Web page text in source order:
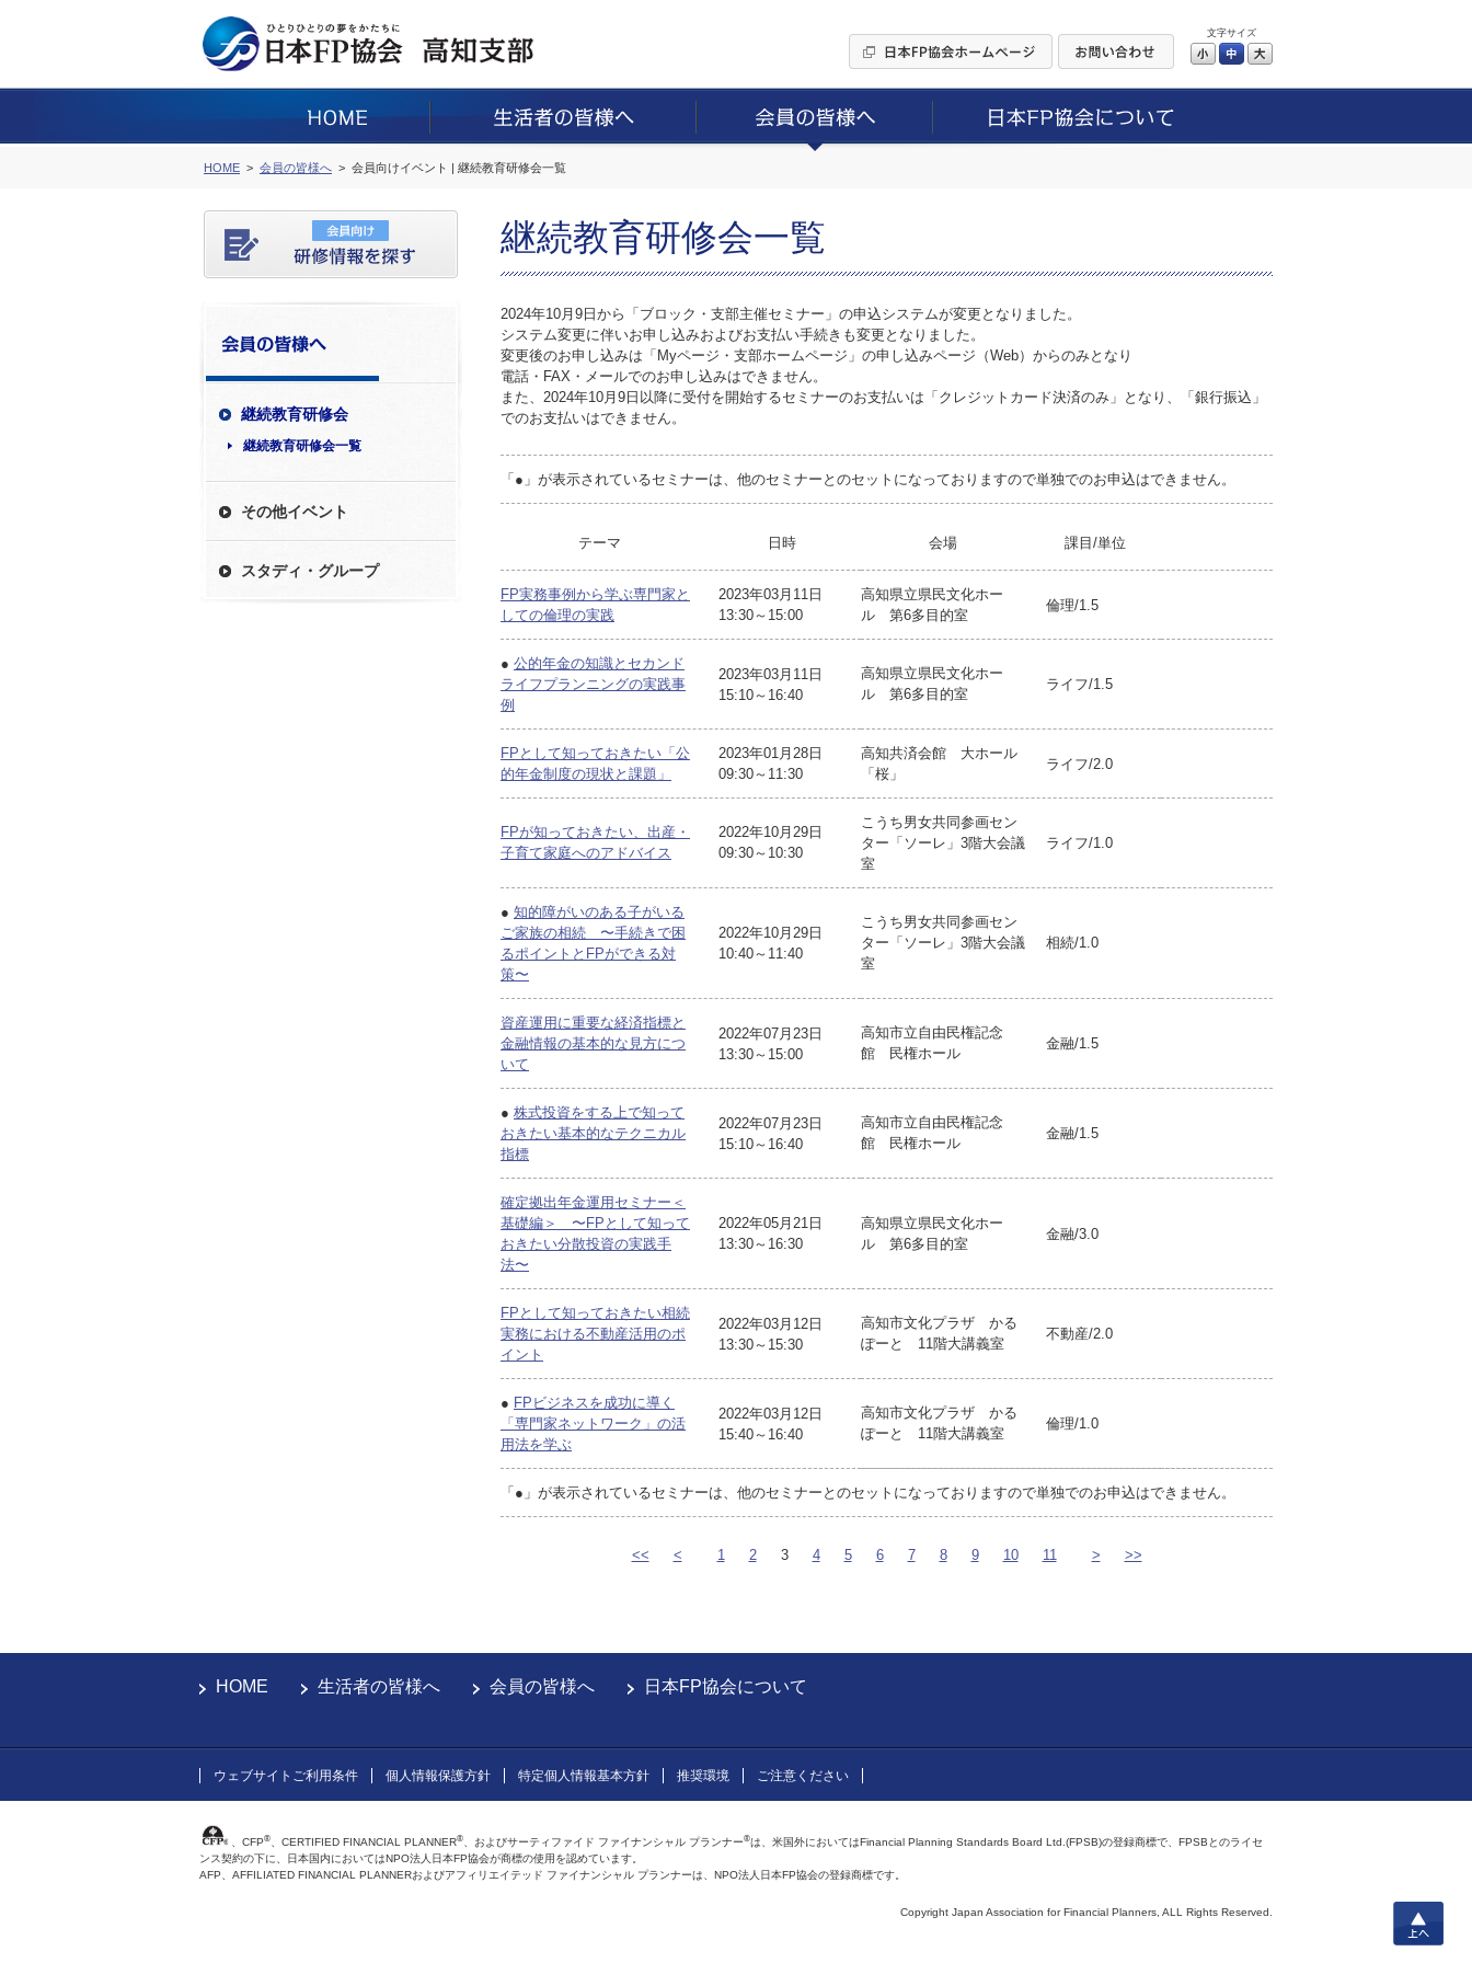
文字サイズ
小 中
HOME 会員の皆様へ 会員向けイベント | 継続教育研修会一覧
継続教育研修会
継続教育研修会一覧
その他イベント
スタディ・グループ
継続教育研修会一覧
2024年10月9日から「ブロック・支部主催セミナー」の申込システムが変更となりました。
システム変更に伴いお申し込みおよびお支払い手続きも変更となりました。
変更後のお申し込みは「Myページ・支部ホームページ」の申し込みページ（Web）からのみとなり
電話・FAX・メールでのお申し込みはできません。
また、2024年10月9日以降に受付を開始するセミナーのお支払いは「クレジットカード決済のみ」となり、「銀行振込」
でのお支払いはできません。
「●」が表示されているセミナーは、他のセミナーとのセットになっておりますので単独でのお申込はできません。
「●」が表示されているセミナーは、他のセミナーとのセットになっておりますので単独でのお申込はできません。
テーマ 日時 会場 課目/単位
FP実務事例から学ぶ専門家と
しての倫理の実践
2023年03月11日
13:30～15:00
高知県立県民文化ホー
ル 第6多目的室
倫理/1.5
● 公的年金の知識とセカンド
ライフプランニングの実践事
例
2023年03月11日
15:10～16:40
高知県立県民文化ホー
ル 第6多目的室
ライフ/1.5
FPとして知っておきたい「公
的年金制度の現状と課題」
2023年01月28日
09:30～11:30
高知共済会館 大ホール
「桜」
ライフ/2.0
FPが知っておきたい、出産・
子育て家庭へのアドバイス
2022年10月29日
09:30～10:30
こうち男女共同参画セン
ター「ソーレ」3階大会議
室
ライフ/1.0
● 知的障がいのある子がいる
ご家族の相続 〜手続きで困
るポイントとFPができる対
策〜
2022年10月29日
10:40～11:40
こうち男女共同参画セン
ター「ソーレ」3階大会議
室
相続/1.0
資産運用に重要な経済指標と
金融情報の基本的な見方につ
いて
2022年07月23日
13:30～15:00
高知市立自由民権記念
館 民権ホール
金融/1.5
● 株式投資をする上で知って
おきたい基本的なテクニカル
指標
2022年07月23日
15:10～16:40
高知市立自由民権記念
館 民権ホール
金融/1.5
確定拠出年金運用セミナー＜
基礎編＞ 〜FPとして知って
おきたい分散投資の実践手
法〜
2022年05月21日
13:30～16:30
高知県立県民文化ホー
ル 第6多目的室
金融/3.0
FPとして知っておきたい相続
実務における不動産活用のポ
イント
2022年03月12日
13:30～15:30
高知市文化プラザ かる
ぽーと 11階大講義室
不動産/2.0
● FPビジネスを成功に導く
「専門家ネットワーク」の活
用法を学ぶ
2022年03月12日
15:40～16:40
高知市文化プラザ かる
ぽーと 11階大講義室
倫理/1.0
<< < 1 2 3 4 5 6 7 8 9 10 11 > >>
上へ
HOME 生活者の皆様へ 会員の皆様へ 日本FP協会について
ウェブサイトご利用条件 個人情報保護方針 特定個人情報基本方針 推奨環境 ご注意ください
、CFP® 、CERTIFIED FINANCIAL PLANNER® 、およびサーティファイド ファイナンシャル プランナー®は、米国外においてはFinancial Planning Standards Board Ltd.(FPSB)の登録商標で、FPSBとのライセ
ンス契約の下に、日本国内においてはNPO法人日本FP協会が商標の使用を認めています。
AFP、AFFILIATED FINANCIAL PLANNERおよびアフィリエイテッド ファイナンシャル プランナーは、NPO法人日本FP協会の登録商標です。
Copyright Japan Association for Financial Planners, ALL Rights Reserved.